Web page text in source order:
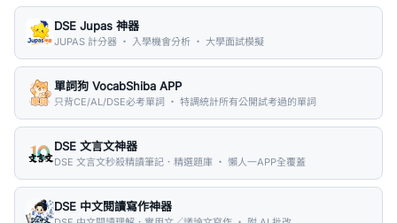
DSE Jupas 神器
JUPAS 計分器 ・ 入學機會分析 ・ 大學面試模擬
單詞狗 VocabShiba APP
只背CE/AL/DSE必考單詞 ・ 特調統計所有公開試考過的單詞
DSE 文言文神器
DSE 文言文秒殺精讀筆記．精選題庫 ・ 懶人一APP全覆蓋
DSE 中文閱讀寫作神器